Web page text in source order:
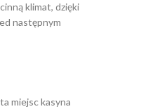
klimat, dzięki
następnym
miejsc kasyna